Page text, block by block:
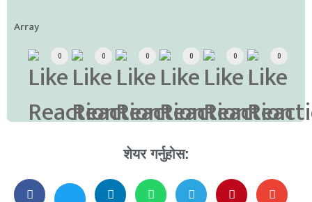
Array
0 0 0 0 0 0
शेयर गर्नुहोस: